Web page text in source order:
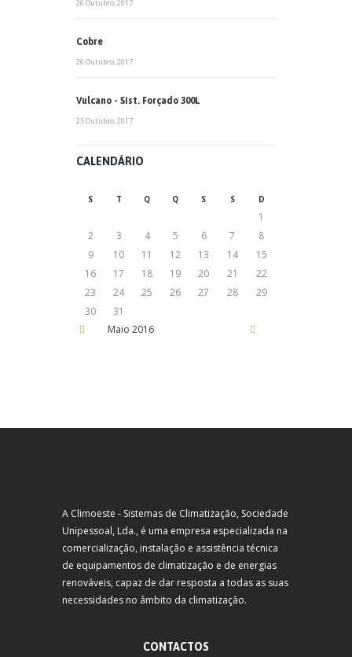
26 Outubro, 2017
Cobre
26 Outubro, 2017
Vulcano - Sist. Forçado 300L
25 Outubro, 2017
CALENDÁRIO
S T Q Q S S D
Maio 2016
1
2
3 4 5 6 7
8
9
10 11 12 13 14
15
16
17 18 19 20 21
22
23
24 25 26 27 28
29
30
31
A Climoeste - Sistemas de Climatização, Sociedade
Unipessoal, Lda., é uma empresa especializada na
comercialização, instalação e assistência técnica
de equipamentos de climatização e de energias
renováveis, capaz de dar resposta a todas as suas
necessidades no âmbito da climatização.
CONTACTOS